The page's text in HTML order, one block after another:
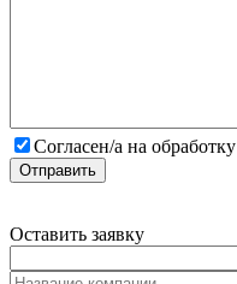
Cогласен/а на обработку
Оставить заявку